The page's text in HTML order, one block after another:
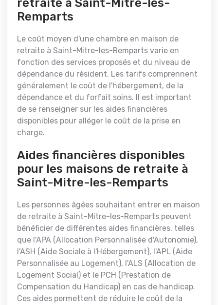
retraite à Saint-Mitre-les-
Remparts
Le coût moyen d'une chambre en maison de
retraite à Saint-Mitre-les-Remparts varie en
fonction des services proposés et du niveau de
dépendance du résident. Les tarifs comprennent
généralement le coût de l'hébergement, de la
dépendance et du forfait soins. Il est important
de se renseigner sur les aides financières
disponibles pour alléger le coût de la prise en
charge.
Aides financières disponibles
pour les maisons de retraite à
Saint-Mitre-les-Remparts
Les personnes âgées souhaitant entrer en maison
de retraite à Saint-Mitre-les-Remparts peuvent
bénéficier de différentes aides financières, telles
que l'APA (Allocation Personnalisée d'Autonomie),
l'ASH (Aide Sociale à l'Hébergement), l'APL (Aide
Personnalisée au Logement), l'ALS (Allocation de
Logement Social) et le PCH (Prestation de
Compensation du Handicap) en cas de handicap.
Ces aides permettent de réduire le coût de la